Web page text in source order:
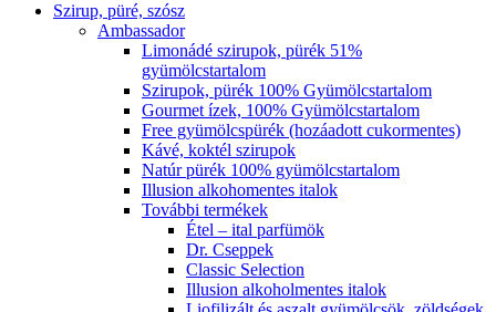
Szirup, püré, szósz
Ambassador
Limonádé szirupok, pürék 51%
gyümölcstartalom
Szirupok, pürék 100% Gyümölcstartalom
Gourmet ízek, 100% Gyümölcstartalom
Free gyümölcspürék (hozáadott cukormentes)
Kávé, koktél szirupok
Natúr pürék 100% gyümölcstartalom
Illusion alkohomentes italok
További termékek
Étel – ital parfümök
Dr. Cseppek
Classic Selection
Illusion alkoholmentes italok